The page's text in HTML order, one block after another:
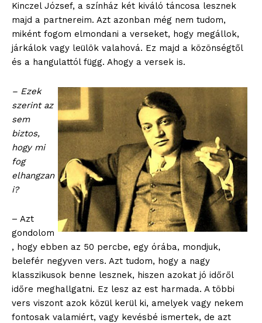
Kinczel József, a színház két kiváló táncosa lesznek
majd a partnereim. Azt azonban még nem tudom,
miként fogom elmondani a verseket, hogy megállok,
járkálok vagy leülök valahová. Ez majd a közönségtől
és a hangulattól függ. Ahogy a versek is.
– Ezek
szerint az
sem
biztos,
hogy mi
fog
elhangzan
i?
– Azt
gondolom
, hogy ebben az 50 percbe, egy órába, mondjuk,
belefér negyven vers. Azt tudom, hogy a nagy
klasszikusok benne lesznek, hiszen azokat jó időről
időre meghallgatni. Ez lesz az est harmada. A többi
vers viszont azok közül kerül ki, amelyek vagy nekem
fontosak valamiért, vagy kevésbé ismertek, de azt